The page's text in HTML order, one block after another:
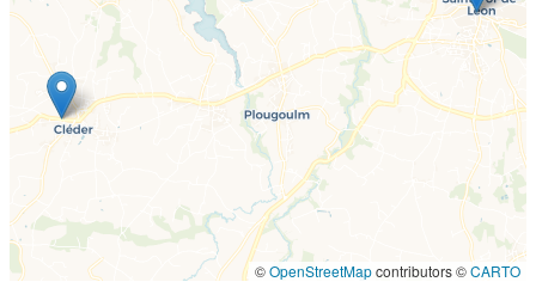
©OpenStreetMapcontributors ©CARTO